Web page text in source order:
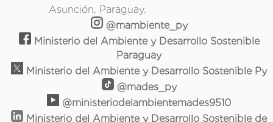
Asunción, Paraguay.
@mambiente_py
Ministerio del Ambiente y Desarrollo Sostenible
Paraguay
Ministerio del Ambiente y Desarrollo Sostenible Py
@mades_py
@ministeriodelambientemades9510
Ministerio del Ambiente y Desarrollo Sostenible de